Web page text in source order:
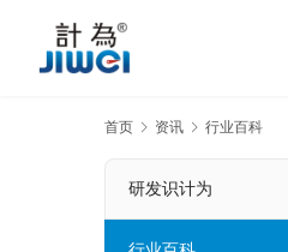
首页 资讯 行业百科
研发识计为